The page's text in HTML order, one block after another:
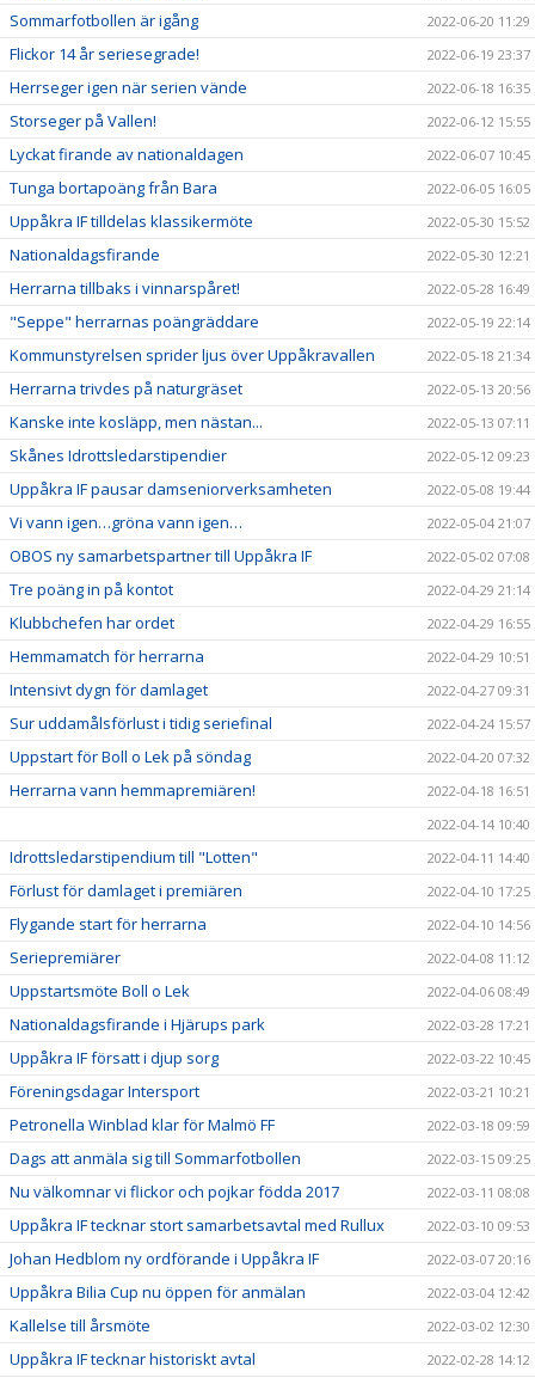
Sommarfotbollen är igång 2022-06-20 11:29
Flickor 14 år seriesegrade! 2022-06-19 23:37
Herrseger igen när serien vände 2022-06-18 16:35
Storseger på Vallen! 2022-06-12 15:55
Lyckat firande av nationaldagen 2022-06-07 10:45
Tunga bortapoäng från Bara 2022-06-05 16:05
Uppåkra IF tilldelas klassikermöte 2022-05-30 15:52
Nationaldagsfirande 2022-05-30 12:21
Herrarna tillbaks i vinnarspåret! 2022-05-28 16:49
"Seppe" herrarnas poängräddare 2022-05-19 22:14
Kommunstyrelsen sprider ljus över Uppåkravallen 2022-05-18 21:34
Herrarna trivdes på naturgräset 2022-05-13 20:56
Kanske inte kosläpp, men nästan... 2022-05-13 07:11
Skånes Idrottsledarstipendier 2022-05-12 09:23
Uppåkra IF pausar damseniorverksamheten 2022-05-08 19:44
Vi vann igen…gröna vann igen… 2022-05-04 21:07
OBOS ny samarbetspartner till Uppåkra IF 2022-05-02 07:08
Tre poäng in på kontot 2022-04-29 21:14
Klubbchefen har ordet 2022-04-29 16:55
Hemmamatch för herrarna 2022-04-29 10:51
Intensivt dygn för damlaget 2022-04-27 09:31
Sur uddamålsförlust i tidig seriefinal 2022-04-24 15:57
Uppstart för Boll o Lek på söndag 2022-04-20 07:32
Herrarna vann hemmapremiären!
2022-04-18 16:51
2022-04-14 10:40
Idrottsledarstipendium till "Lotten" 2022-04-11 14:40
Förlust för damlaget i premiären 2022-04-10 17:25
Flygande start för herrarna 2022-04-10 14:56
Seriepremiärer 2022-04-08 11:12
Uppstartsmöte Boll o Lek 2022-04-06 08:49
Nationaldagsfirande i Hjärups park 2022-03-28 17:21
Uppåkra IF försatt i djup sorg 2022-03-22 10:45
Föreningsdagar Intersport 2022-03-21 10:21
Petronella Winblad klar för Malmö FF 2022-03-18 09:59
Dags att anmäla sig till Sommarfotbollen 2022-03-15 09:25
Nu välkomnar vi flickor och pojkar födda 2017 2022-03-11 08:08
Uppåkra IF tecknar stort samarbetsavtal med Rullux 2022-03-10 09:53
Johan Hedblom ny ordförande i Uppåkra IF 2022-03-07 20:16
Uppåkra Bilia Cup nu öppen för anmälan 2022-03-04 12:42
Kallelse till årsmöte 2022-03-02 12:30
Uppåkra IF tecknar historiskt avtal 2022-02-28 14:12